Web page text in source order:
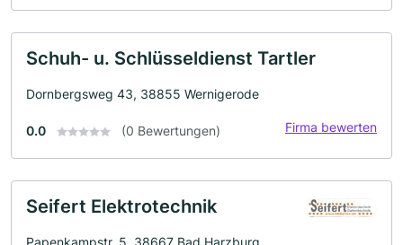
Schuh- u. Schlüsseldienst Tartler
Dornbergsweg 43, 38855 Wernigerode
0.0 (0 Bewertungen) Firma bewerten
Seifert Elektrotechnik
Papenkampstr. 5, 38667 Bad Harzburg